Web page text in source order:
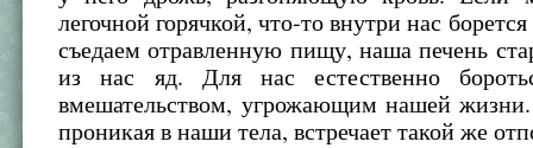
легочной горячкой, что-то внутри нас
съедаем отравленную пищу, наша печень
из нас яд. Для нас естественно
вмешательством, угрожающим нашей
проникая в наши тела, встречает такой же